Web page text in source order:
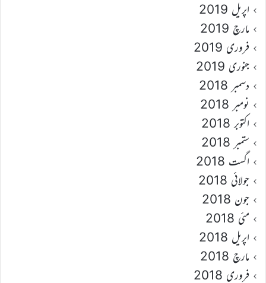
اپریل 2019
مارچ 2019
فروری 2019
جنوری 2019
دسمبر 2018
نومبر 2018
اکتوبر 2018
ستمبر 2018
اگست 2018
جولائی 2018
جون 2018
مئی 2018
اپریل 2018
مارچ 2018
فروری 2018